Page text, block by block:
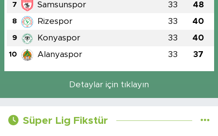
7 Samsunspor 33 48
8 Rizespor 33 40
9 Konyaspor 33 40
10 Alanyaspor 33 37
Detaylar için tıklayın
Süper Lig Fikstür